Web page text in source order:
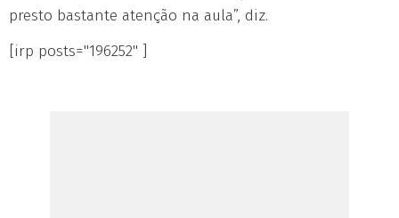
presto bastante atenção na aula”, diz.
[irp posts="196252" ]